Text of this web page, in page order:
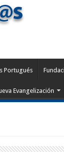
Portugués
Evangelización